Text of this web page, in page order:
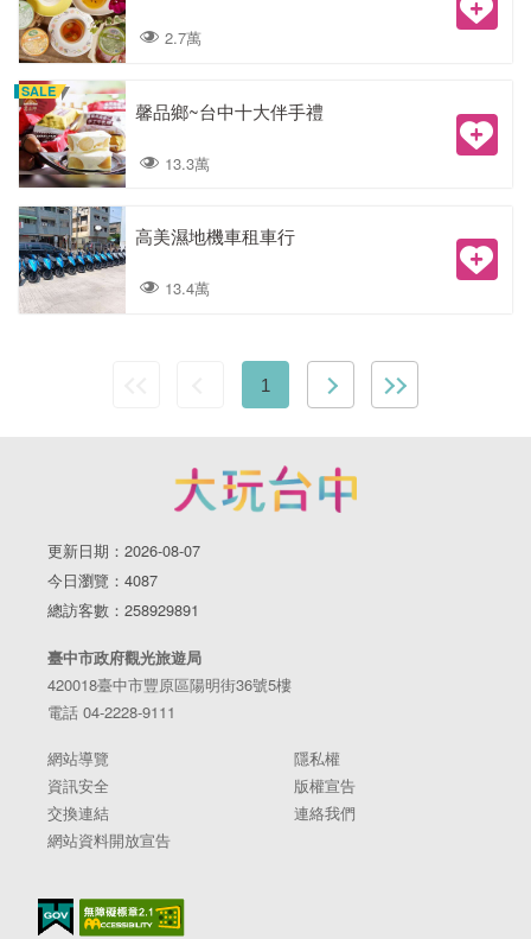
2.7萬
SALE
馨品鄉~台中十大伴手禮
13.3萬
高美濕地機車租車行
13.4萬
1
更新日期：2026-08-07
今日瀏覽：4087
總訪客數：258929891
臺中市政府觀光旅遊局
420018臺中市豐原區陽明街36號5樓
電話 04-2228-9111
網站導覽
隱私權
資訊安全
版權宣告
交換連結
連絡我們
網站資料開放宣告